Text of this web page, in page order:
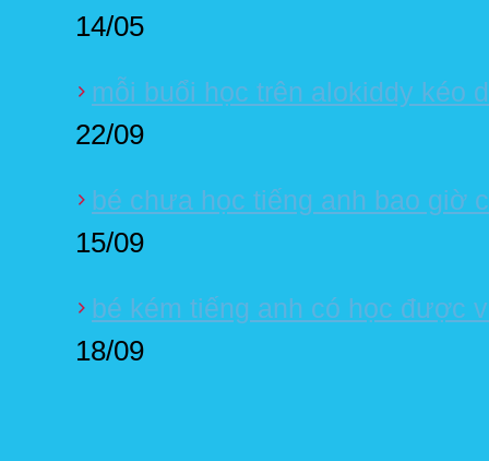
14/05
mỗi buổi học trên alokiddy kéo
22/09
bé chưa học tiếng anh bao giờ
15/09
bé kém tiếng anh có học được
18/09